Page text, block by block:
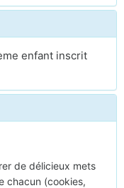
enfant inscrit
de délicieux mets
chacun (cookies,